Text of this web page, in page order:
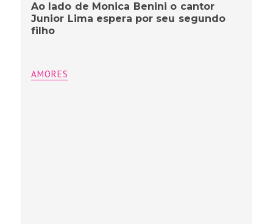
Ao lado de Monica Benini o cantor
Junior Lima espera por seu segundo
filho
AMORES